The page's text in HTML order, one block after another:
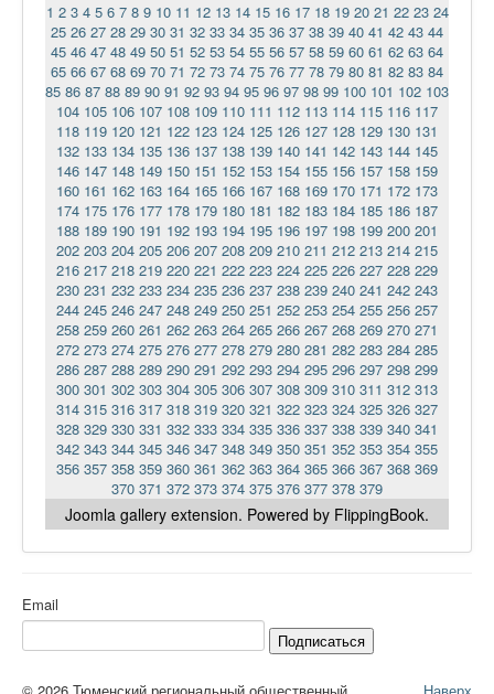
1 2 3 4 5 6 7 8 9 10 11 12 13 14 15 16 17 18 19 20 21 22 23 24
25 26 27 28 29 30 31 32 33 34 35 36 37 38 39 40 41 42 43 44
45 46 47 48 49 50 51 52 53 54 55 56 57 58 59 60 61 62 63 64
65 66 67 68 69 70 71 72 73 74 75 76 77 78 79 80 81 82 83 84
85 86 87 88 89 90 91 92 93 94 95 96 97 98 99 100 101 102 103
104 105 106 107 108 109 110 111 112 113 114 115 116 117
118 119 120 121 122 123 124 125 126 127 128 129 130 131
132 133 134 135 136 137 138 139 140 141 142 143 144 145
146 147 148 149 150 151 152 153 154 155 156 157 158 159
160 161 162 163 164 165 166 167 168 169 170 171 172 173
174 175 176 177 178 179 180 181 182 183 184 185 186 187
188 189 190 191 192 193 194 195 196 197 198 199 200 201
202 203 204 205 206 207 208 209 210 211 212 213 214 215
216 217 218 219 220 221 222 223 224 225 226 227 228 229
230 231 232 233 234 235 236 237 238 239 240 241 242 243
244 245 246 247 248 249 250 251 252 253 254 255 256 257
258 259 260 261 262 263 264 265 266 267 268 269 270 271
272 273 274 275 276 277 278 279 280 281 282 283 284 285
286 287 288 289 290 291 292 293 294 295 296 297 298 299
300 301 302 303 304 305 306 307 308 309 310 311 312 313
314 315 316 317 318 319 320 321 322 323 324 325 326 327
328 329 330 331 332 333 334 335 336 337 338 339 340 341
342 343 344 345 346 347 348 349 350 351 352 353 354 355
356 357 358 359 360 361 362 363 364 365 366 367 368 369
370 371 372 373 374 375 376 377 378 379
Joomla gallery extension. Powered by FlippingBook.
Email
Подписаться